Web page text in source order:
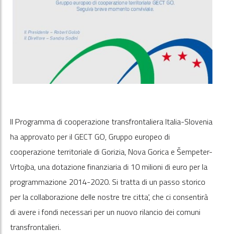
Il Programma di cooperazione transfrontaliera Italia-Slovenia
ha approvato per il GECT GO, Gruppo europeo di
cooperazione territoriale di Gorizia, Nova Gorica e Šempeter-
Vrtojba, una dotazione finanziaria di 10 milioni di euro per la
programmazione 2014-2020. Si tratta di un passo storico
per la collaborazione delle nostre tre citta', che ci consentirà
di avere i fondi necessari per un nuovo rilancio dei comuni
transfrontalieri.